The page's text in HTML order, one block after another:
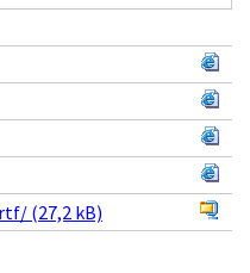
(27,2 kB)